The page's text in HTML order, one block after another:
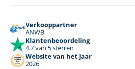
Verkooppartner
ANWB
Klantenbeoordeling
4.7 van 5 sterren
Website van het Jaar
2026